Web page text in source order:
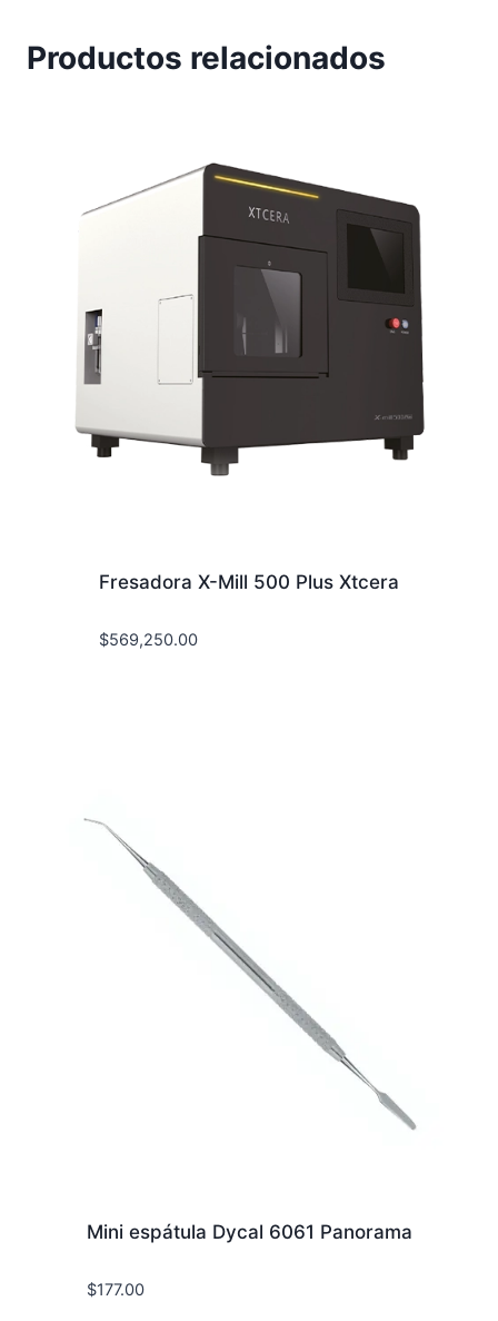
Productos relacionados
Fresadora X-Mill 500 Plus Xtcera
$569,250.00
Mini espátula Dycal 6061 Panorama
$177.00